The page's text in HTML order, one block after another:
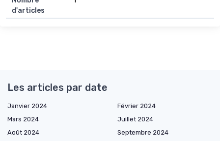
d'articles
Les articles par date
Janvier 2024
Février 2024
Mars 2024
Juillet 2024
Août 2024
Septembre 2024